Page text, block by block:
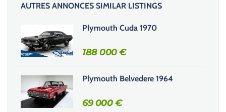
s
r
c
e
c
h
AUTRES ANNONCES SIMILAR LISTINGS
Plymouth Cuda 1970
188 000€
Plymouth Belvedere 1964
69 000€